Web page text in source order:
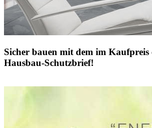
Sicher bauen mit dem im Kaufpreis
Hausbau-Schutzbrief!